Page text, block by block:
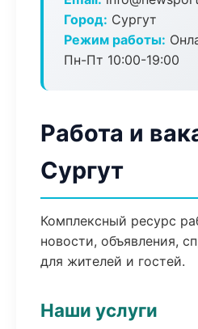
Город: Сургут
Режим работы:
Пн-Пт 10:00-19:00
Работа и
Сургут
Комплексный ресурс
новости, объявления,
для жителей и гостей.
Наши услуги